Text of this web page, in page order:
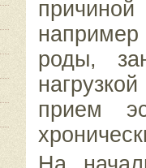
например
роды,
прием